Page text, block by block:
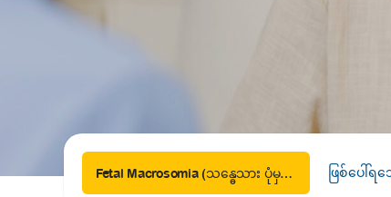
Drugs and Supplements
Fetal Macrosomia (သန္ဓေသား ပုံမှန်ထက်ကြီးထွားခြင်း) ဖြစ်ပေါ်ရ